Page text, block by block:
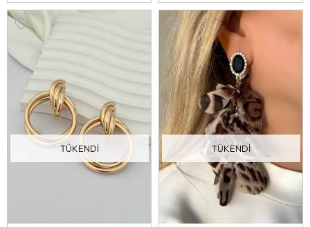
TÜKENDI TÜKENDI